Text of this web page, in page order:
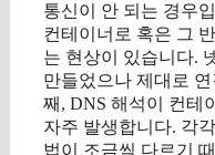
통신이 안 되는 경우
컨테이너로 혹은 그
는 현상이 있습니다.
만들었으나 제대로
째, DNS 해석이 컨테
자주 발생합니다. 각
법이 조금씩 다르기